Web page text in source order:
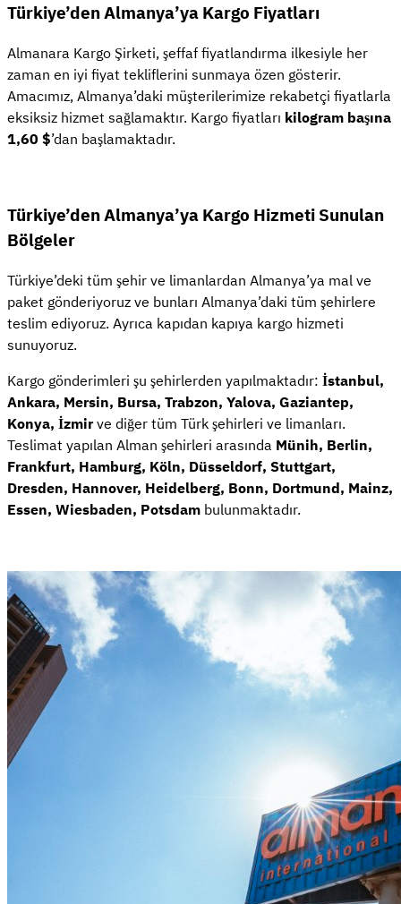
Türkiye’den Almanya’ya Kargo Fiyatları
Almanara Kargo Şirketi, şeffaf fiyatlandırma ilkesiyle her
zaman en iyi fiyat tekliflerini sunmaya özen gösterir.
Amacımız, Almanya’daki müşterilerimize rekabetçi fiyatlarla
eksiksiz hizmet sağlamaktır. Kargo fiyatları kilogram başına
1,60 $’dan başlamaktadır.
Türkiye’den Almanya’ya Kargo Hizmeti Sunulan
Bölgeler
Türkiye’deki tüm şehir ve limanlardan Almanya’ya mal ve
paket gönderiyoruz ve bunları Almanya’daki tüm şehirlere
teslim ediyoruz. Ayrıca kapıdan kapıya kargo hizmeti
sunuyoruz.
Kargo gönderimleri şu şehirlerden yapılmaktadır: İstanbul,
Ankara, Mersin, Bursa, Trabzon, Yalova, Gaziantep,
Konya, İzmirve diğer tüm Türk şehirleri ve limanları.
Teslimat yapılan Alman şehirleri arasında Münih, Berlin,
Frankfurt, Hamburg, Köln, Düsseldorf, Stuttgart,
Dresden, Hannover, Heidelberg, Bonn, Dortmund, Mainz,
Essen, Wiesbaden, Potsdam bulunmaktadır.